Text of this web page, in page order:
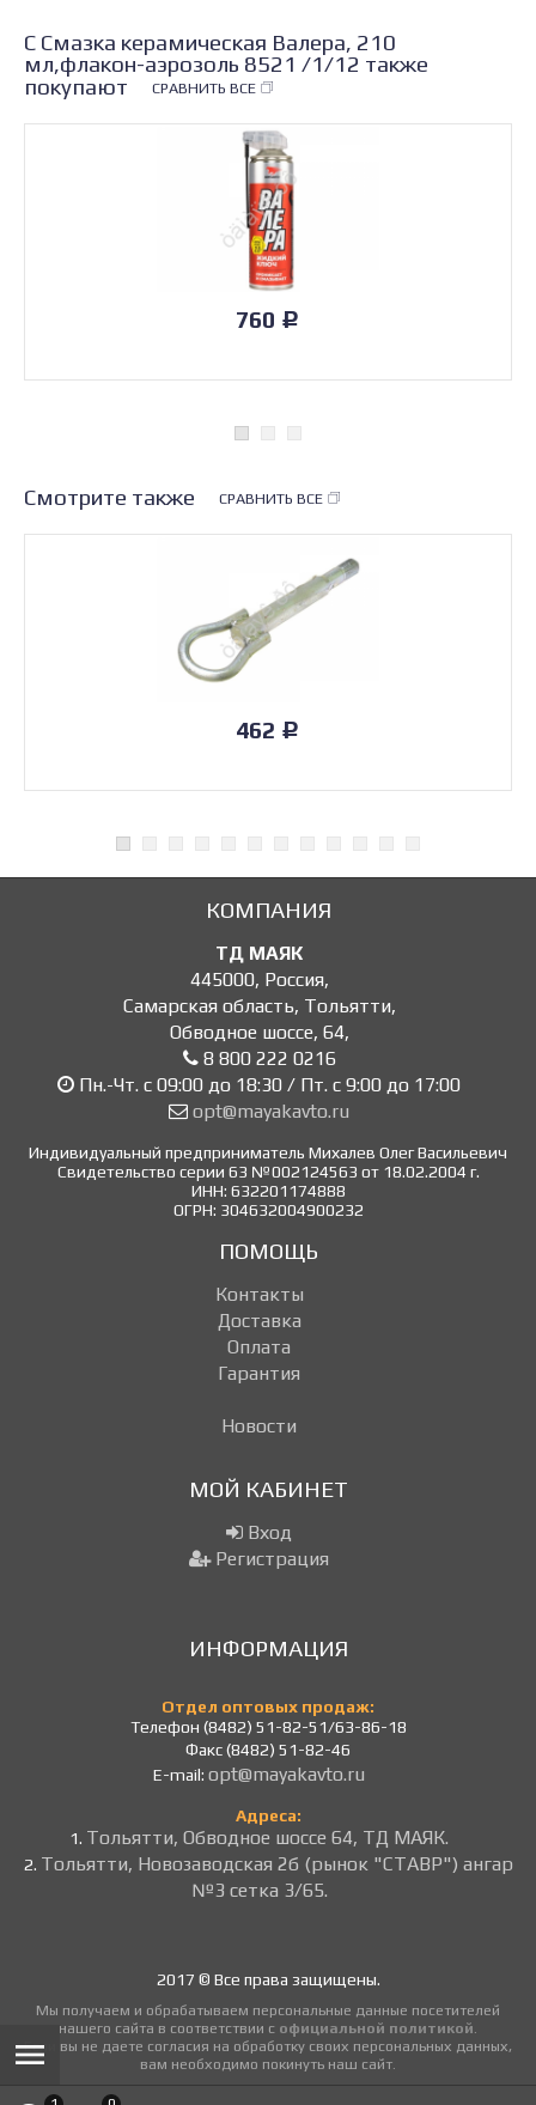
С Смазка керамическая Валера, 210
мл,флакон-аэрозоль 8521 /1/12 также
покупают
СРАВНИТЬ ВСЕ
760 Р
Смотрите также СРАВНИТЬ ВСЕ
462 Р
КОМПАНИЯ
ТД МАЯК
445000, Россия,
Самарская область, Тольятти,
Обводное шоссе, 64,
8 800 222 0216
Пн.-Чт. с 09:00 до 18:30 / Пт. с 9:00 до 17:00
opt@mayakavto.ru
Индивидуальный предприниматель Михалев Олег Васильевич
Свидетельство серии 63 №002124563 от 18.02.2004 г.
ИНН: 632201174888
ОГРН: 304632004900232
ПОМОЩЬ
Контакты
Доставка
Оплата
Гарантия
Новости
МОЙ КАБИНЕТ
Вход
Регистрация
ИНФОРМАЦИЯ
Отдел оптовых продаж:
Телефон (8482) 51-82-51/63-86-18
Факс (8482) 51-82-46
E-mail: opt@mayakavto.ru
Адреса:
1. Тольятти, Обводное шоссе 64, ТД МАЯК.
2. Тольятти, Новозаводская 2б (рынок "СТАВР") ангар
№3 сетка 3/65.
2017 © Все права защищены.
Мы получаем и обрабатываем персональные данные посетителей
нашего сайта в соответствии с официальной политикой.
Если вы не даете согласия на обработку своих персональных данных,
вам необходимо покинуть наш сайт.